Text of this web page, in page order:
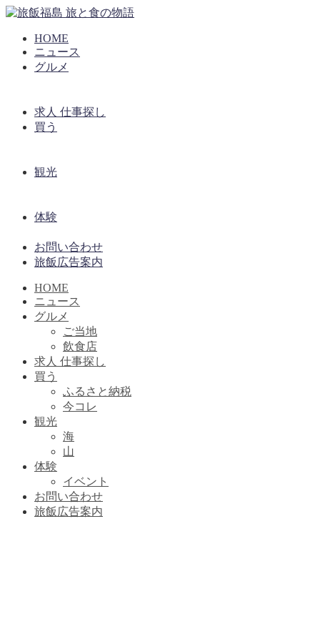
HOME
ニュース
グルメ
求人 仕事探し
買う
観光
体験
お問い合わせ
旅飯広告案内
HOME
ニュース
グルメ
ご当地
飲食店
求人 仕事探し
買う
ふるさと納税
今コレ
観光
海
山
体験
イベント
お問い合わせ
旅飯広告案内